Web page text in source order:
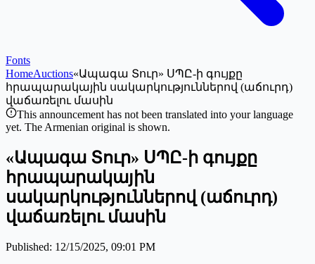
Fonts
HomeAuctions«Ապագա Տուր» ՍՊԸ-ի գույքը
հրապարակային սակարկություններով (աճուրդ)
վաճառելու մասին
This announcement has not been translated into your language
yet. The Armenian original is shown.
«Ապագա Տուր» ՍՊԸ-ի գույքը
հրապարակային
սակարկություններով (աճուրդ)
վաճառելու մասին
Published: 12/15/2025, 09:01 PM